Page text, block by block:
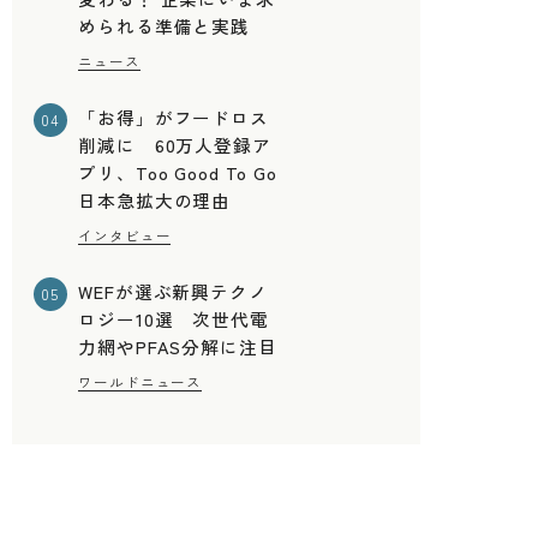
められる準備と実践
ニュース
04
「お得」がフードロス
削減に 60万人登録ア
プリ、Too Good To Go
日本急拡大の理由
インタビュー
05
WEFが選ぶ新興テクノ
ロジー10選 次世代電
力網やPFAS分解に注目
ワールドニュース